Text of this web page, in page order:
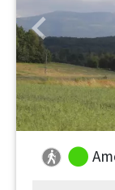
Previous